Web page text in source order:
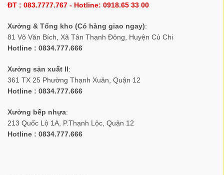
ĐT : 083.7777.767 - Hotline: 0918.65 33 00
Xưởng & Tổng kho (Có hàng giao ngay):
81 Võ Văn Bích, Xã Tân Thạnh Đông, Huyện Củ Chi
Hotline : 0834.777.666
Xưởng sản xuất II:
361 TX 25 Phường Thạnh Xuân, Quận 12
Hotline : 0834.777.666
Xưởng bếp nhựa:
213 Quốc Lộ 1A, P.Thạnh Lộc, Quận 12
Hotline : 0834.777.666